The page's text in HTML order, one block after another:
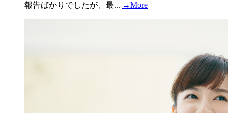
報告ばかりでしたが、最... →More